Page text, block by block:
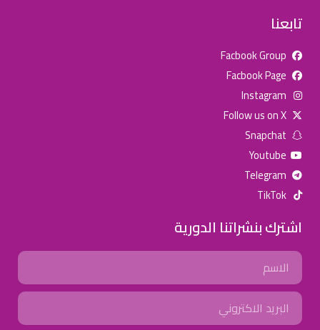
تابعنا
Facbook Group
Facbook Page
Instagram
Follow us on X
Snapchat
Youtube
Telegram
TikTok
اشترك بنشراتنا الدورية
Name
Email
للإعلان على منصة سكولي وجروب مدارس عالمية وأهلية يشرفنا
جروب فيسبوك
تويتر (X) سناب شات يوتيوب